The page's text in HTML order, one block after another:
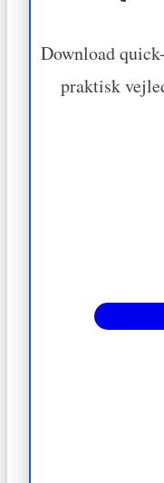
Download
praktisk